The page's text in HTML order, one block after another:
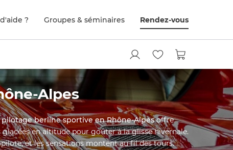
? Groupes & séminaires Rendez-vous
Alpes
berline sportive en Rhône-Alpesoffre
en altitude pour goûter à la glisse hivernale.
et les sensations montent au fil des tours.